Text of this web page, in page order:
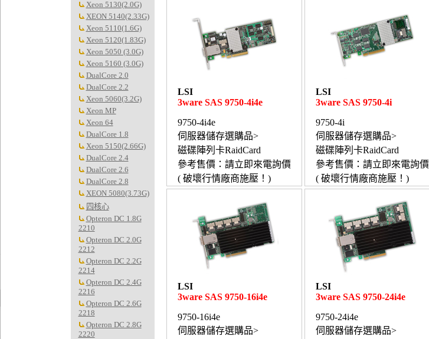
Xeon 5130(2.0G)
XEON 5140(2.33G)
Xeon 5110(1.6G)
Xeon 5120(1.83G)
Xeon 5050 (3.0G)
Xeon 5160 (3.0G)
DualCore 2.0
DualCore 2.2
Xeon 5060(3.2G)
Xeon MP
Xeon 64
DualCore 1.8
Xeon 5150(2.66G)
DualCore 2.4
DualCore 2.6
DualCore 2.8
XEON 5080(3.73G)
四核心
Opteron DC 1.8G
2210
Opteron DC 2.0G
2212
Opteron DC 2.2G
2214
Opteron DC 2.4G
2216
Opteron DC 2.6G
2218
Opteron DC 2.8G
2220
LSI
3ware SAS 9750-4i4e
9750-4i4e
伺服器儲存選購品>
磁碟陣列卡RaidCard
參考售價：請立即來電詢價
( 破壞行情廠商施壓！)
LSI
3ware SAS 9750-4i
9750-4i
伺服器儲存選購品>
磁碟陣列卡RaidCard
參考售價：請立即來電詢價
( 破壞行情廠商施壓！)
LSI
3ware SAS 9750-16i4e
9750-16i4e
伺服器儲存選購品>
LSI
3ware SAS 9750-24i4e
9750-24i4e
伺服器儲存選購品>